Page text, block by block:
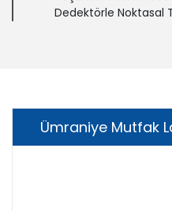
Dedektörle Noktasal
Ümraniye Mutfak